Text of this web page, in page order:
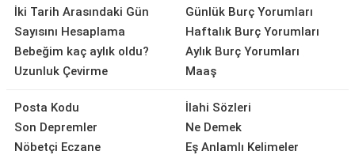
İki Tarih Arasındaki Gün
Sayısını Hesaplama
Bebeğim kaç aylık oldu?
Uzunluk Çevirme
Günlük Burç Yorumları
Haftalık Burç Yorumları
Aylık Burç Yorumları
Maaş
Posta Kodu
Son Depremler
Nöbetçi Eczane
İlahi Sözleri
Ne Demek
Eş Anlamlı Kelimeler